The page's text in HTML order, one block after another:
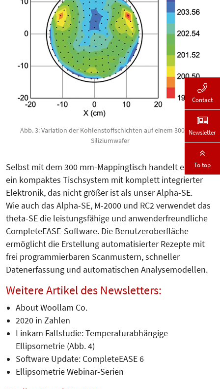
Abb. 3: Variation der Kohlenstoffschichten auf einem 300 mm-
Siliziumwafer
Selbst mit dem 300 mm-Mappingtisch handelt es um
ein kompaktes Tischsystem mit komplett integrierter
Elektronik, das nicht größer ist als unser Alpha-SE.
Wie auch das Alpha-SE, M-2000 und RC2 verwendet das
theta-SE die leistungsfähige und anwenderfreundliche
CompleteEASE-Software. Die Benutzeroberfläche
ermöglicht die Erstellung automatisierter Rezepte mit
frei programmierbaren Scanmustern, schneller
Datenerfassung und automatischen Analysemodellen.
Weitere Artikel des Newsletters:
About Woollam Co.
2020 in Zahlen
Linkam Fallstudie: Temperaturabhängige
Ellipsometrie (Abb. 4)
Software Update: CompleteEASE 6
Ellipsometrie Webinar-Serien
Contact
Newsletter
To top